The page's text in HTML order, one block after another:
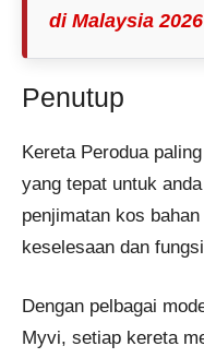
di Malaysia 2026
Penutup
Kereta Perodua
yang tepat untuk
penjimatan kos
keselesaan dan
Dengan pelbagai
Myvi, setiap kereta